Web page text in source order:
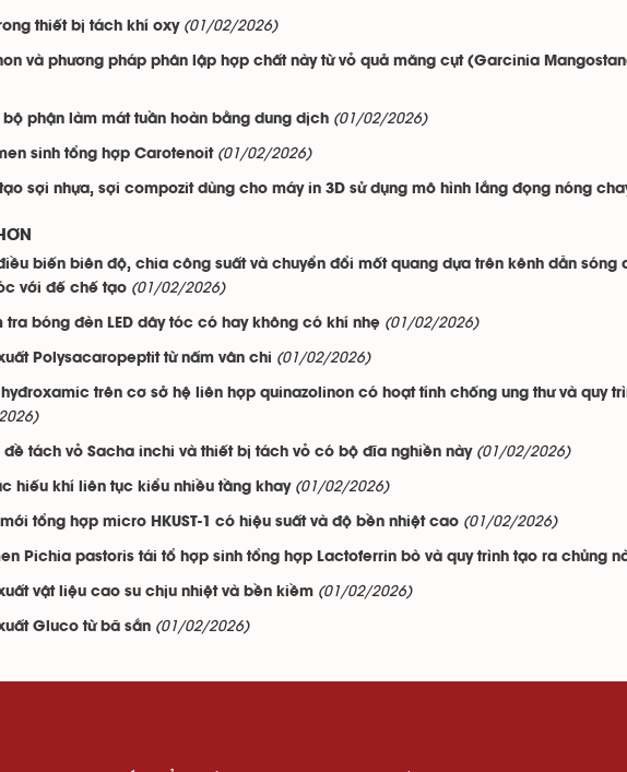
thiết bị tách khí oxy (01/02/2026)
và phương pháp phân lập hợp chất này từ vỏ quả măng cụt (Garcinia
phận làm mát tuần hoàn bằng dung dịch (01/02/2026)
sinh tổng hợp Carotenoit (01/02/2026)
sợi nhựa, sợi compozit dùng cho máy in 3D sử dụng mô hình lắng đọng nóng
biến biên độ, chia công suất và chuyển đổi mốt quang dựa trên kênh dẫn sóng
với đế chế tạo (01/02/2026)
tra bóng đèn LED dây tóc có hay không có khí nhẹ (01/02/2026)
Polysacaropeptit từ nấm vân chi (01/02/2026)
trên cơ sở hệ liên hợp quinazolinon có hoạt tính chống ung thư và quy
đề tách vỏ Sacha inchi và thiết bị tách vỏ có bộ đĩa nghiền này (01/02/2026)
hiếu khí liên tục kiểu nhiều tầng khay (01/02/2026)
tổng hợp micro HKUST-1 có hiệu suất và độ bền nhiệt cao (01/02/2026)
Pichia pastoris tái tổ hợp sinh tổng hợp Lactoferrin bò và quy trình tạo ra chủng
vật liệu cao su chịu nhiệt và bền kiềm (01/02/2026)
Gluco từ bã sắn (01/02/2026)